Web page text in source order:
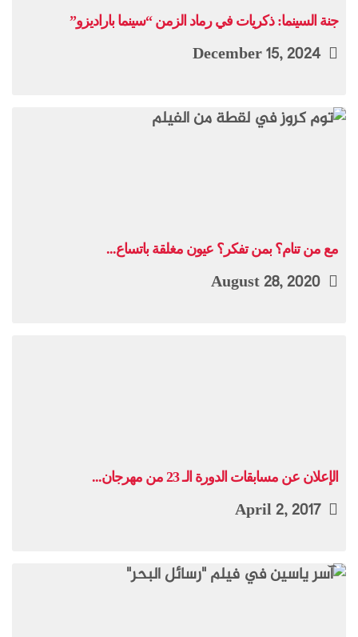
جنة السينما: ذكريات في رماد الزمن “سينما باراديزو”
مع من تنام؟ بمن تفكر؟ عيون مغلقة باتساع...
الإعلان عن مسابقات الدورة الـ 23 من مهرجان...
April 2, 2017